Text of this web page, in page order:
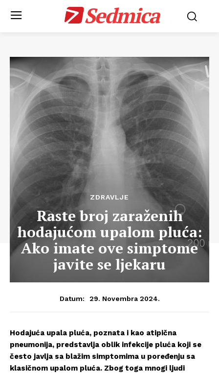
Sedmica
ZDRAVLJE
Raste broj zaraženih
hodajućom upalom pluća:
Ako imate ove simptome
javite se ljekaru
Datum: 29. Novembra 2024.
Hodajuća upala pluća, poznata i kao atipična
pneumonija, predstavlja oblik infekcije pluća koji se
često javlja sa blažim simptomima u poređenju sa
klasičnom upalom pluća. Zbog toga mnogi ljudi